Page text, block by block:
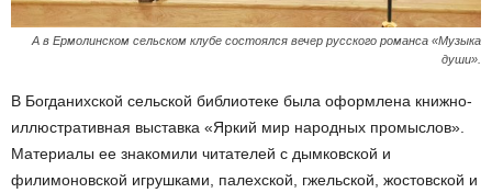
А в Ермолинском сельском клубе состоялся вечер русского романса «Музыка
души».
В Богданихской сельской библиотеке была оформлена книжно-
иллюстративная выставка «Яркий мир народных промыслов».
Материалы ее знакомили читателей с дымковской и
филимоновской игрушками, палехской, гжельской, жостовской и